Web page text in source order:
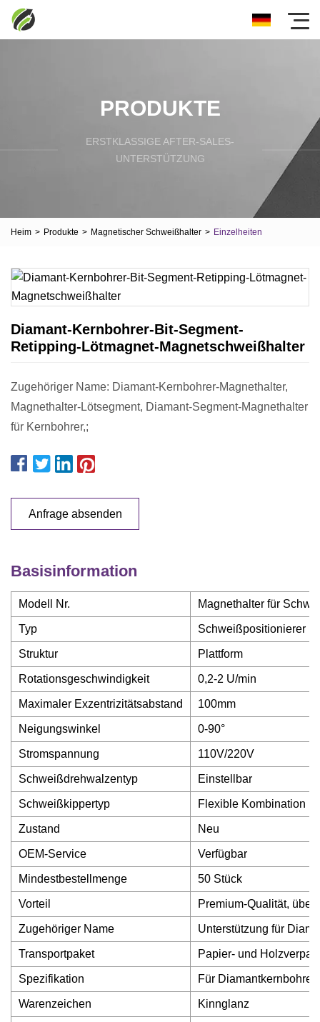
PRODUKTE
ERSTKLASSIGE AFTER-SALES-
UNTERSTÜTZUNG
Heim > Produkte > Magnetischer Schweißhalter > Einzelheiten
Diamant-Kernbohrer-Bit-Segment-
Retipping-Lötmagnet-Magnetschweißhalter
Zugehöriger Name: Diamant-Kernbohrer-Magnethalter,
Magnethalter-Lötsegment, Diamant-Segment-Magnethalter
für Kernbohrer,;
Anfrage absenden
Basisinformation
Modell Nr. Magnethalter für
Typ Schweißpositionierer
Struktur Plattform
Rotationsgeschwindigkeit 0,2-2 U/min
Maximaler Exzentrizitätsabstand 100mm
Neigungswinkel 0-90°
Stromspannung 110V/220V
Schweißdrehwalzentyp Einstellbar
Schweißkippertyp Flexible Kombination
Zustand Neu
OEM-Service Verfügbar
Mindestbestellmenge 50 Stück
Vorteil Premium-Qualität,
Zugehöriger Name Unterstützung für
Transportpaket Papier- und
Spezifikation Für
Warenzeichen Kinnglanz